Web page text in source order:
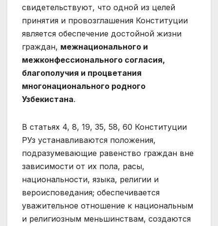
свидетельствуют, что одной из целей
принятия и провозглашения Конституции
является обеспечение достойной жизни
граждан, межнационального и
межконфессионального согласия,
благополучия и процветания
многонационального родного
Узбекистана.
В статьях 4, 8, 19, 35, 58, 60 Конституции
РУз устанавливаются положения,
подразумевающие равенство граждан вне
зависимости от их пола, расы,
национальности, языка, религии и
вероисповедания; обеспечивается
уважительное отношение к национальным
и религиозным меньшинствам, создаются